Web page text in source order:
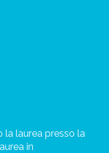
laurea presso la
in